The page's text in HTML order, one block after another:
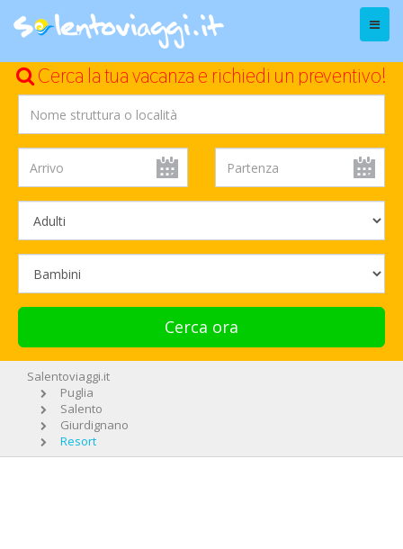
Menu
Cerca la tua vacanza e richiedi un preventivo!
Cerca ora
Salentoviaggi.it
Puglia
Salento
Giurdignano
Resort